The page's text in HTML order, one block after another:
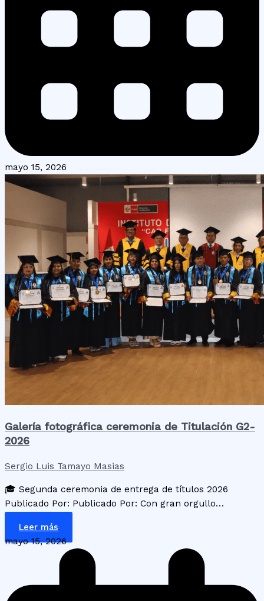
mayo 15, 2026
Galería fotográfica ceremonia de Titulación G2-
2026
Sergio Luis Tamayo Masias
🎓 Segunda ceremonia de entrega de títulos 2026
Publicado Por: Publicado Por: Con gran orgullo…
Leer más
mayo 15, 2026